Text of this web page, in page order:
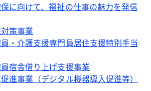
に向けて、福祉の仕事の魅力を発信
策事業
・介護支援専門員居住支援特別手当
宿舎借り上げ支援事業
進事業（デジタル機器導入促進等）